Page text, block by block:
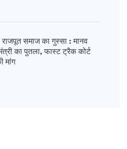
समाज का गुस्सा : मानव
का पुतला, फास्ट ट्रैक कोर्ट
मांग